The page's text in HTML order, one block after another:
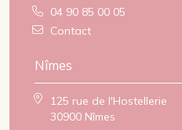
04 90 85 00 05
Contact
Nîmes
125 rue de l'Hostellerie
30900 Nîmes